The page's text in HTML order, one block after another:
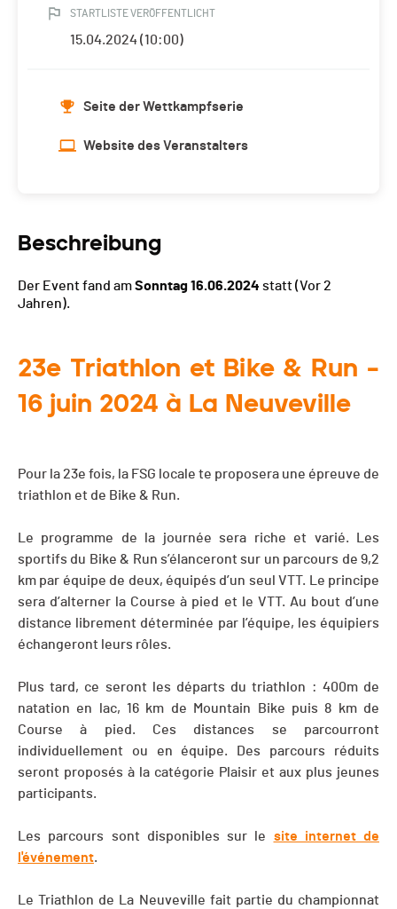
STARTLISTE VERÖFFENTLICHT
15.04.2024 (10:00)
Seite der Wettkampfserie
Website des Veranstalters
Beschreibung
Der Event fand amSonntag 16.06.2024 statt(Vor 2
Jahren).
23e Triathlon et Bike & Run –
16 juin 2024 à La Neuveville
Pour la 23e fois, la FSG locale te proposera une épreuve de
triathlon et de Bike & Run.
Le programme de la journée sera riche et varié. Les
sportifs du Bike & Run s’élanceront sur un parcours de 9,2
km par équipe de deux, équipés d’un seul VTT. Le principe
sera d’alterner la Course à pied et le VTT. Au bout d’une
distance librement déterminée par l’équipe, les équipiers
échangeront leurs rôles.
Plus tard, ce seront les départs du triathlon : 400m de
natation en lac, 16 km de Mountain Bike puis 8 km de
Course à pied. Ces distances se parcourront
individuellement ou en équipe. Des parcours réduits
seront proposés à la catégorie Plaisir et aux plus jeunes
participants.
Les parcours sont disponibles sur le site internet de
l'événement.
Le Triathlon de La Neuveville fait partie du championnat